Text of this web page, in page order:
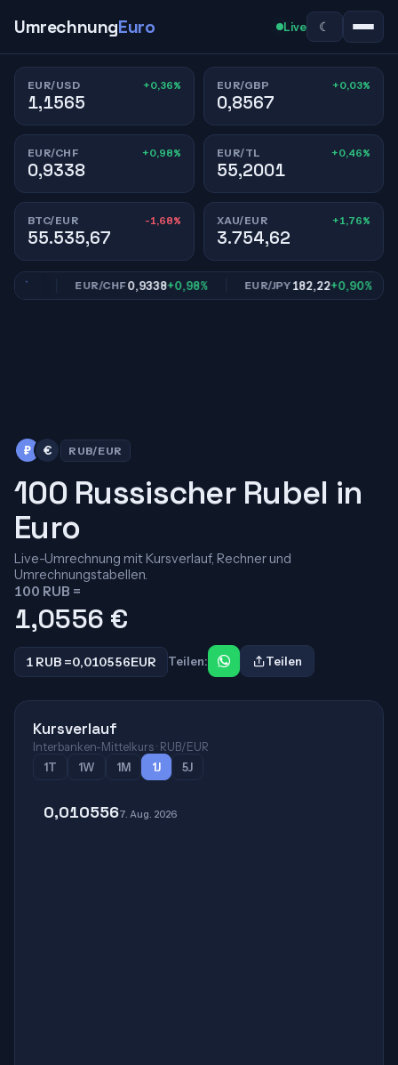
UmrechnungEuro Live ☾
EUR/USD +0,36%
1,1565
EUR/GBP +0,03%
0,8567
EUR/CHF +0,98%
0,9338
EUR/TL +0,46%
55,2001
BTC/EUR -1,68%
55.535,67
XAU/EUR +1,76%
3.754,62
EUR/CHF0,9338+0,98% EUR/JPY182,22+0,90%
₽ € RUB/EUR
100 Russischer Rubel in
Euro
Live-Umrechnung mit Kursverlauf, Rechner und
Umrechnungstabellen.
100 RUB =
1,0556 €
1 RUB =0,010556EUR Teilen: Teilen
Kursverlauf
Interbanken-Mittelkurs · RUB/EUR
1T
1W 1M 1J 5J
0,0105567. Aug. 2026